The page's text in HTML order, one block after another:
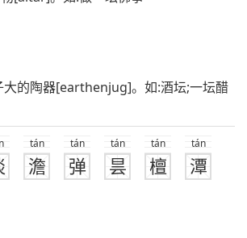
大的陶器[earthenjug]。如:酒坛;一坛醋
tán
澹
tán
弹
tán
昙
tán
檀
tán
潭